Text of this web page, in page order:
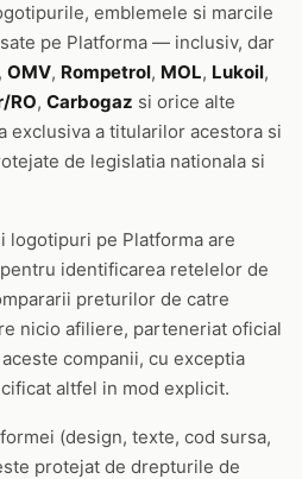
emblemele si marcile
pe Platforma — inclusiv, dar
, OMV, Rompetrol, MOL, Lukoil,
RO, Carbogaz si orice alte
a titularilor acestora si
de legislatia nationala si
logotipuri pe Platforma are
identificarea retelelor de
preturilor de catre
nicio afiliere, parteneriat oficial
companii, cu exceptia
altfel in mod explicit.
(design, texte, cod sursa,
protejat de drepturile de